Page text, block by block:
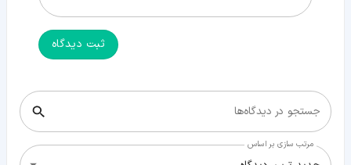
ثبت دیدگاه
جستجو در دیدگاه‌ها
مرتب سازی بر اساس